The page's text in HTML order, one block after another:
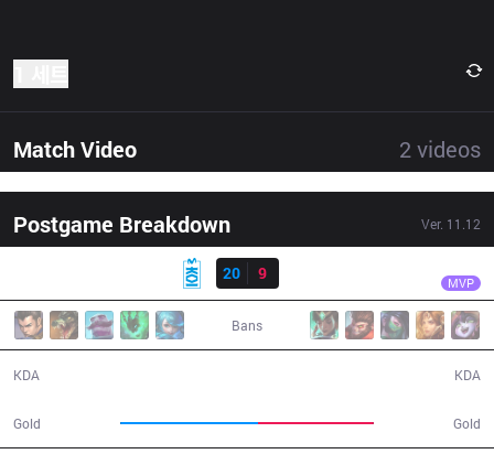
Match Video 2 videos
Postgame Breakdown Ver. 11.12
20
9 MVP
Bans
KDA
Gold Gold
KDA